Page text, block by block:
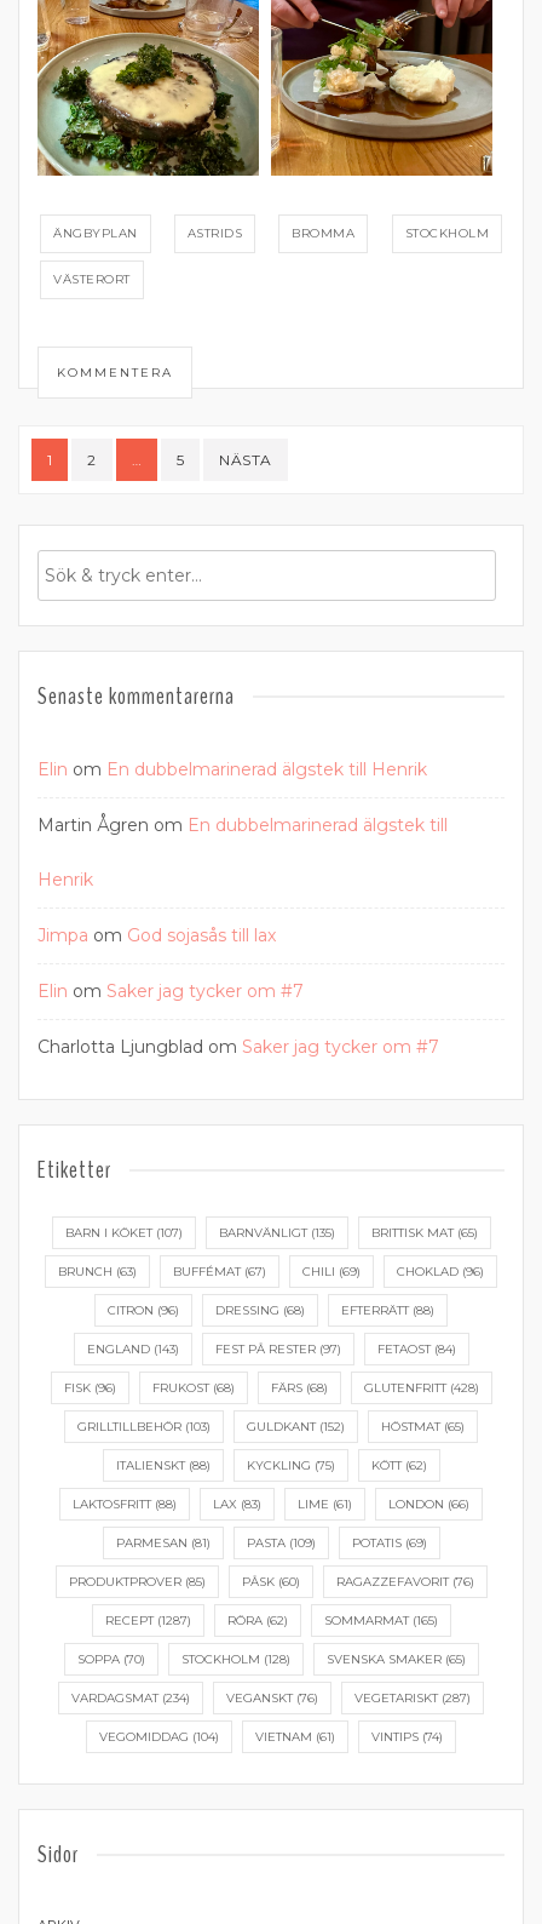
ÄNGBYPLAN ASTRIDS BROMMA STOCKHOLM
VÄSTERORT
KOMMENTERA
Sidnumrering
för
1 2 … 5 NÄSTA
Senaste kommentarerna
Elin om En dubbelmarinerad älgstek till Henrik
Martin Ågren om En dubbelmarinerad älgstek till
Henrik
Jimpa om God sojasås till lax
Elin om Saker jag tycker om #7
Charlotta Ljungblad om Saker jag tycker om #7
Etiketter
BARN I KÖKET(107) BARNVÄNLIGT(135) BRITTISK MAT(65)
BRUNCH (63) BUFFÉMAT(67) CHILI (69) CHOKLAD (96)
CITRON (96) DRESSING (68) EFTERRÄTT(88)
ENGLAND(143) FEST PÅ RESTER(97) FETAOST(84)
FISK(96) FRUKOST(68) FÄRS(68) GLUTENFRITT(428)
GRILLTILLBEHÖR (103) GULDKANT(152) HÖSTMAT(65)
ITALIENSKT(88) KYCKLING (75) KÖTT(62)
LAKTOSFRITT(88) LAX (83) LIME (61) LONDON (66)
PARMESAN (81) PASTA(109) POTATIS(69)
PRODUKTPROVER(85) PÅSK(60) RAGAZZEFAVORIT(76)
RECEPT(1287) RÖRA(62) SOMMARMAT(165)
SOPPA(70) STOCKHOLM (128) SVENSKA SMAKER(65)
VARDAGSMAT(234) VEGANSKT(76) VEGETARISKT(287)
VEGOMIDDAG (104) VIETNAM (61) VINTIPS (74)
Sidor